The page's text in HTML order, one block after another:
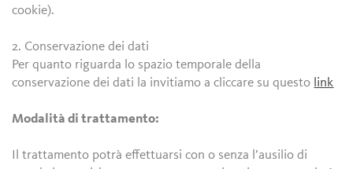
cookie).
2. Conservazione dei dati
Per quanto riguarda lo spazio temporale della
conservazione dei dati la invitiamo a cliccare su questo link
Modalità di trattamento:
Il trattamento potrà effettuarsi con o senza l’ausilio di